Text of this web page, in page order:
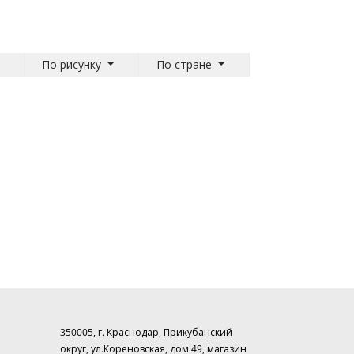
По рисунку По стране
350005, г. Краснодар, Прикубанский
округ, ул.Кореновская, дом 49, магазин